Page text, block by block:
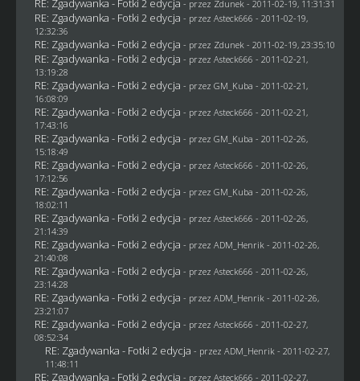
RE: Zgadywanka - Fotki 2 edycja - przez Zdunek - 2011-02-19, 11:31:31
RE: Zgadywanka - Fotki 2 edycja - przez Asteck666 - 2011-02-19,
12:32:36
RE: Zgadywanka - Fotki 2 edycja - przez Zdunek - 2011-02-19, 23:35:10
RE: Zgadywanka - Fotki 2 edycja - przez Asteck666 - 2011-02-21,
13:19:28
RE: Zgadywanka - Fotki 2 edycja - przez GM_Kuba - 2011-02-21,
16:08:09
RE: Zgadywanka - Fotki 2 edycja - przez Asteck666 - 2011-02-21,
17:43:16
RE: Zgadywanka - Fotki 2 edycja - przez GM_Kuba - 2011-02-26,
15:18:49
RE: Zgadywanka - Fotki 2 edycja - przez Asteck666 - 2011-02-26,
17:12:56
RE: Zgadywanka - Fotki 2 edycja - przez GM_Kuba - 2011-02-26,
18:02:11
RE: Zgadywanka - Fotki 2 edycja - przez Asteck666 - 2011-02-26,
21:14:39
RE: Zgadywanka - Fotki 2 edycja - przez ADM_Henrik - 2011-02-26,
21:40:08
RE: Zgadywanka - Fotki 2 edycja - przez Asteck666 - 2011-02-26,
23:14:28
RE: Zgadywanka - Fotki 2 edycja - przez ADM_Henrik - 2011-02-26,
23:21:07
RE: Zgadywanka - Fotki 2 edycja - przez Asteck666 - 2011-02-27,
08:52:34
RE: Zgadywanka - Fotki 2 edycja - przez ADM_Henrik - 2011-02-27,
11:48:11
RE: Zgadywanka - Fotki 2 edycja - przez Asteck666 - 2011-02-27,